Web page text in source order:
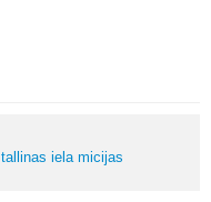
iela micijas